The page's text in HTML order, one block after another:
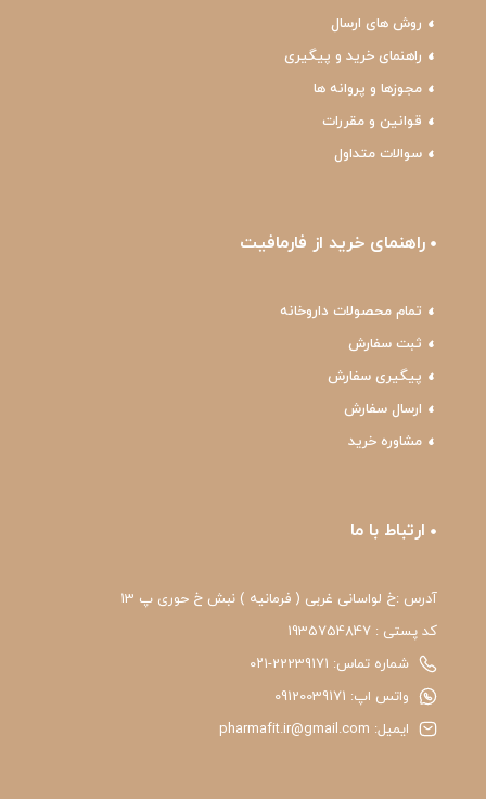
روش های ارسال
راهنمای خرید و پیگیری
مجوزها و پروانه ها
قوانین و مقررات
سوالات متداول
راهنمای خرید از فارمافیت
تمام محصولات داروخانه
ثبت سفارش
پیگیری سفارش
ارسال سفارش
مشاوره خرید
ارتباط با ما
آدرس :خ لواسانی غربی ( فرمانیه ) نبش خ حوری پ 13
کد پستی : 1935754847
شماره تماس: 22239171-۰۲۱
واتس اپ: 09120039171
ایمیل: pharmafit.ir@gmail.com